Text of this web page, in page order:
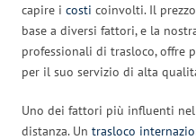
capire i costi coinvolti. Il
base a diversi fattori, e la
professionali di trasloco, offre
per il suo servizio di alta
Uno dei fattori più influenti
distanza. Un trasloco